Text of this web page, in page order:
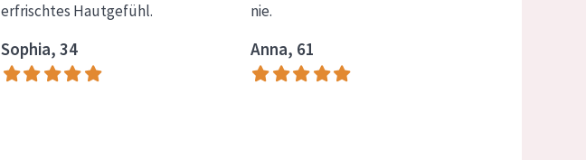
erfrischtes Hautgefühl.
Sophia, 34
nie.
Anna, 61